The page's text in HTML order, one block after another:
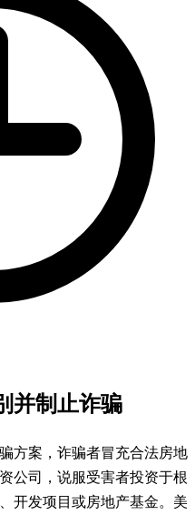
并制止诈骗
方案，诈骗者冒充合法房地
公司，说服受害者投资于根
开发项目或房地产基金。美